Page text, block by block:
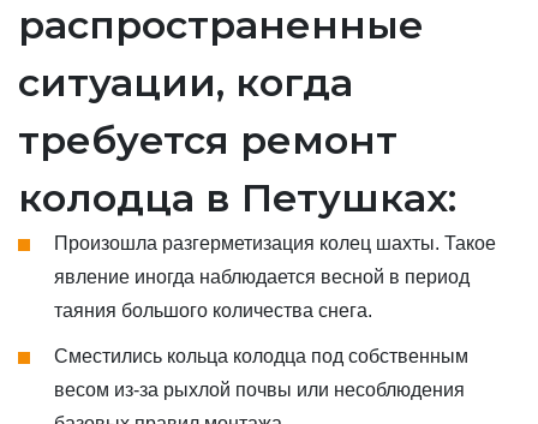
распространенные
ситуации, когда
требуется ремонт
колодца в Петушках:
Произошла разгерметизация колец шахты. Такое
явление иногда наблюдается весной в период
таяния большого количества снега.
Сместились кольца колодца под собственным
весом из-за рыхлой почвы или несоблюдения